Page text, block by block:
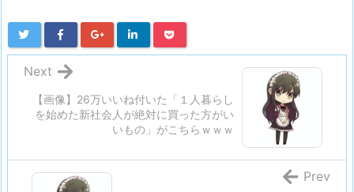
【画像】26万いいね付いた「１人暮らし
を始めた新社会人が絶対に買った方がい
いもの」がこちらｗｗｗ
Next
Prev